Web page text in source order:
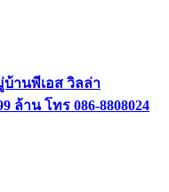
านพีเอส วิลล่า
ล้าน โทร 086-8808024